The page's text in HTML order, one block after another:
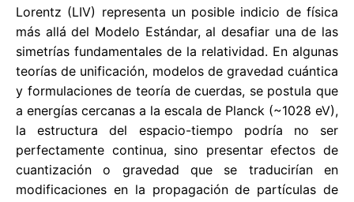
Lorentz (LIV) representa un posible indicio de física
más allá del Modelo Estándar, al desafiar una de las
simetrías fundamentales de la relatividad. En algunas
teorías de unificación, modelos de gravedad cuántica
y formulaciones de teoría de cuerdas, se postula que
a energías cercanas a la escala de Planck (~1028 eV),
la estructura del espacio-tiempo podría no ser
perfectamente continua, sino presentar efectos de
cuantización o gravedad que se traducirían en
modificaciones en la propagación de partículas de